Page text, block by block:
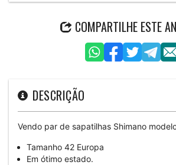
COMPARTILHE ESTE
DESCRIÇÃO
Vendo par de sapatilhas Shimano
Tamanho 42 Europa
Em ótimo estado.